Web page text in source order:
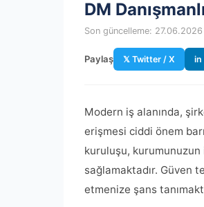
DM
Son güncelleme: 27.06.2026
Paylaş 𝕏 Twitter / X in
Modern iş alanında,
erişmesi ciddi önem
kuruluşu,
sağlamaktadır. Güven
etmenize şans